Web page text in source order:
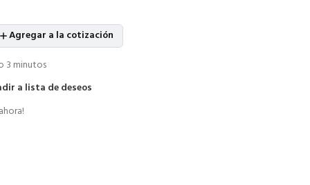
Agregar a la cotización
3 minutos
a lista de deseos